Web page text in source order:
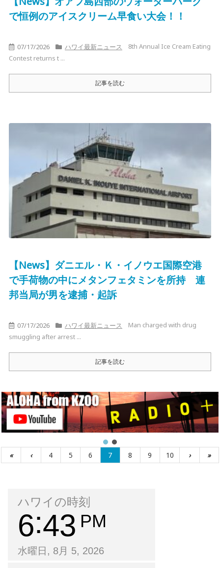
で恒例のアイスクリーム早食い大会！！
07/17/2026 ハワイ最新ニュース
8th Annual Ice Cream Eating
Contest returns t ...
記事を読む
【News】ダニエル・Ｋ・イノウエ国際空港
で手荷物の中にメタンフェタミンを所持 連
邦当局が男を逮捕・起訴
07/17/2026 ハワイ最新ニュース
Man charged with drug
smuggling after arrest ...
記事を読む
« ‹ 4 5 6 7 8 9 10 › »
ハワイの時刻
6 43 PM
水曜日, 8月 5, 2026